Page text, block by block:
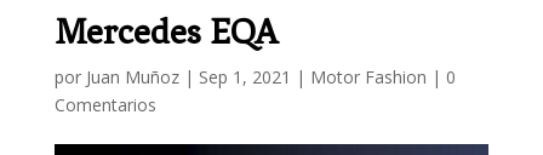
Mercedes EQA
por Juan Muñoz| Sep 1, 2021 | Motor Fashion | 0
Comentarios